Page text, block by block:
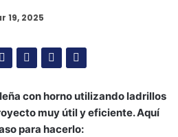
19, 2025
con horno utilizando ladrillos
muy útil y eficiente. Aquí
para hacerlo: